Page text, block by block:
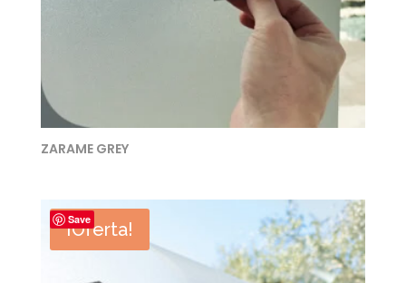
ZARAME GREY
Save
¡Oferta!